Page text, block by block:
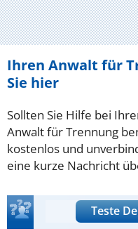
Ihren Anwalt für
Sie hier
Sollten Sie Hilfe bei
Anwalt für Trennung
kostenlos und
eine kurze Nachricht
Teste